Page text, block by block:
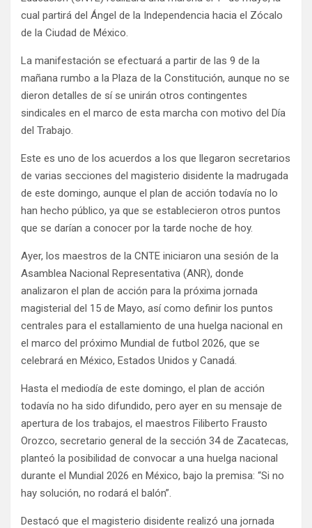
cual partirá del Ángel de la Independencia hacia el Zócalo
de la Ciudad de México.
La manifestación se efectuará a partir de las 9 de la
mañana rumbo a la Plaza de la Constitución, aunque no se
dieron detalles de sí se unirán otros contingentes
sindicales en el marco de esta marcha con motivo del Día
del Trabajo.
Este es uno de los acuerdos a los que llegaron secretarios
de varias secciones del magisterio disidente la madrugada
de este domingo, aunque el plan de acción todavía no lo
han hecho público, ya que se establecieron otros puntos
que se darían a conocer por la tarde noche de hoy.
Ayer, los maestros de la CNTE iniciaron una sesión de la
Asamblea Nacional Representativa (ANR), donde
analizaron el plan de acción para la próxima jornada
magisterial del 15 de Mayo, así como definir los puntos
centrales para el estallamiento de una huelga nacional en
el marco del próximo Mundial de futbol 2026, que se
celebrará en México, Estados Unidos y Canadá.
Hasta el mediodía de este domingo, el plan de acción
todavía no ha sido difundido, pero ayer en su mensaje de
apertura de los trabajos, el maestros Filiberto Frausto
Orozco, secretario general de la sección 34 de Zacatecas,
planteó la posibilidad de convocar a una huelga nacional
durante el Mundial 2026 en México, bajo la premisa: “Si no
hay solución, no rodará el balón”.
Destacó que el magisterio disidente realizó una jornada